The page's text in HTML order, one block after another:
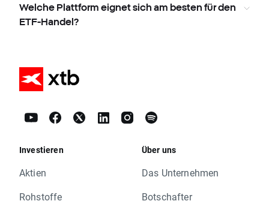
Welche Plattform eignet sich am besten für den
ETF-Handel?
Investieren
Aktien
Rohstoffe
Über uns
Das Unternehmen
Botschafter